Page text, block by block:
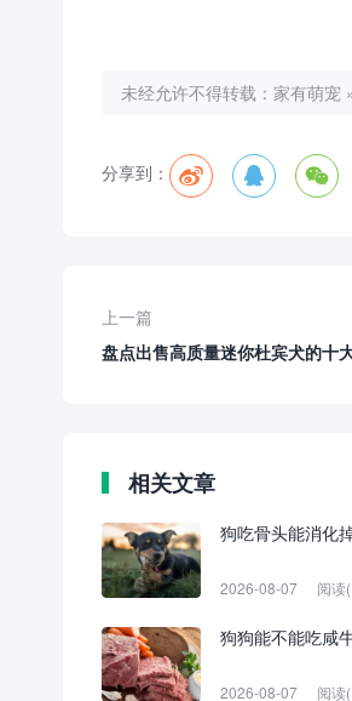
未经允许不得转载： 家有萌宠
分享到：
上一篇
盘点出售高质量迷你杜宾犬的十
相关文章
狗吃骨头能消化
2026-08-07 阅读
狗狗能不能吃咸
2026-08-07 阅读